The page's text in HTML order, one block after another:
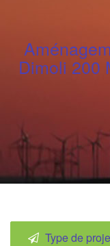
Dimoli 200
Type de